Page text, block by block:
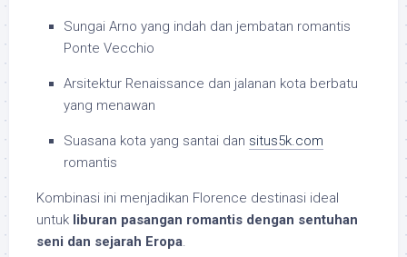
Sungai Arno yang indah dan jembatan romantis
Ponte Vecchio
Arsitektur Renaissance dan jalanan kota berbatu
yang menawan
Suasana kota yang santai dan situs5k.com
romantis
Kombinasi ini menjadikan Florence destinasi ideal
untuk liburan pasangan romantis dengan sentuhan
seni dan sejarah Eropa.